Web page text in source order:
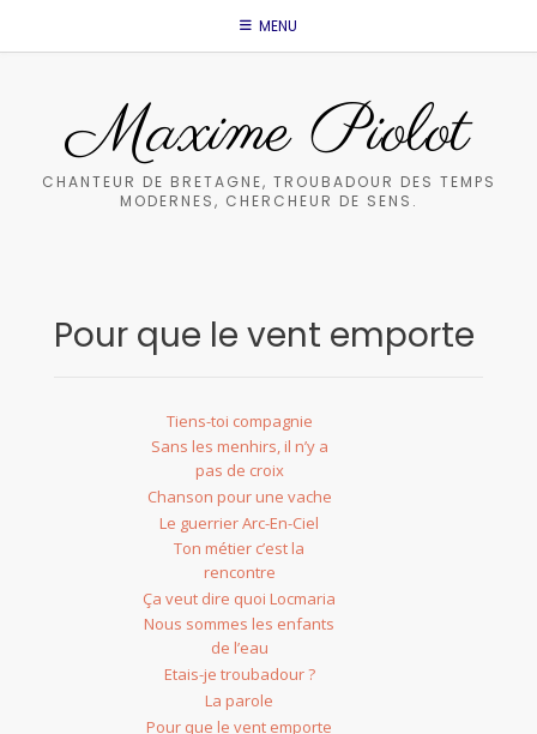
MENU
Maxime Piolot
CHANTEUR DE BRETAGNE, TROUBADOUR DES TEMPS
MODERNES, CHERCHEUR DE SENS.
Pour que le vent emporte
Tiens-toi compagnie
Sans les menhirs, il n’y a
pas de croix
Chanson pour une vache
Le guerrier Arc-En-Ciel
Ton métier c’est la
rencontre
Ça veut dire quoi Locmaria
Nous sommes les enfants
de l’eau
Etais-je troubadour ?
La parole
Pour que le vent emporte